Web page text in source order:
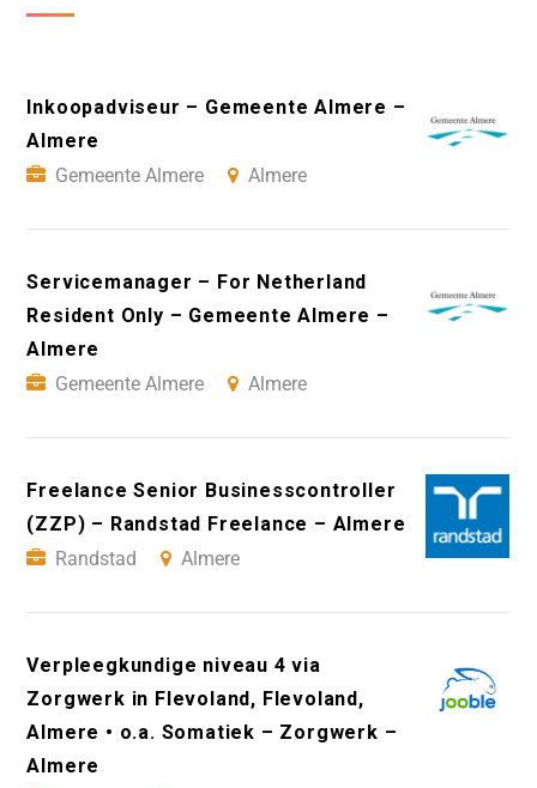
Inkoopadviseur – Gemeente Almere –
Almere
Gemeente Almere
Almere
Servicemanager – For Netherland
Resident Only – Gemeente Almere –
Almere
Gemeente Almere
Almere
Freelance Senior Businesscontroller
(ZZP) – Randstad Freelance – Almere
Randstad
Almere
Verpleegkundige niveau 4 via
Zorgwerk in Flevoland, Flevoland,
Almere • o.a. Somatiek – Zorgwerk –
Almere